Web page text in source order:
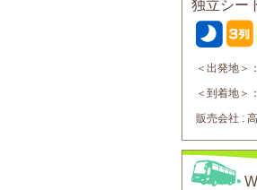
独立シー
＜出発地＞：
＜到着地＞：
販売会社 :